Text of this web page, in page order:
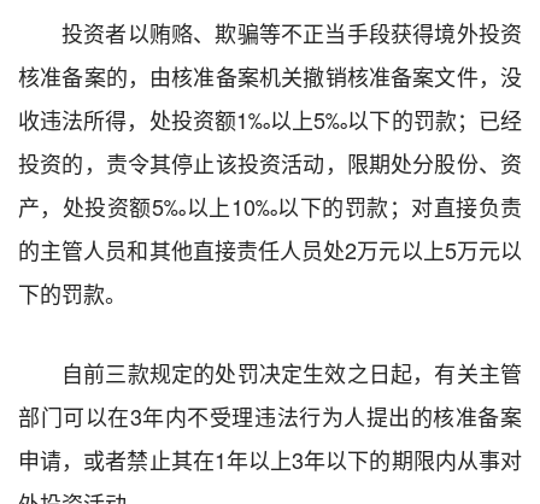
投资者以贿赂、欺骗等不正当手段获得境外投资
核准备案的，由核准备案机关撤销核准备案文件，没
收违法所得，处投资额1‰以上5‰以下的罚款；已经
投资的，责令其停止该投资活动，限期处分股份、资
产，处投资额5‰以上10‰以下的罚款；对直接负责
的主管人员和其他直接责任人员处2万元以上5万元以
下的罚款。
自前三款规定的处罚决定生效之日起，有关主管
部门可以在3年内不受理违法行为人提出的核准备案
申请，或者禁止其在1年以上3年以下的期限内从事对